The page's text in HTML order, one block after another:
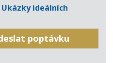
Ukázky ideálních